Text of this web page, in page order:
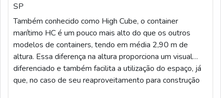
SP
Também conhecido como High Cube, o container
marítimo HC é um pouco mais alto do que os outros
modelos de containers, tendo em média 2,90 m de
altura. Essa diferença na altura proporciona um visual
diferenciado e também facilita a utilização do espaço, já
que, no caso de seu reaproveitamento para construção